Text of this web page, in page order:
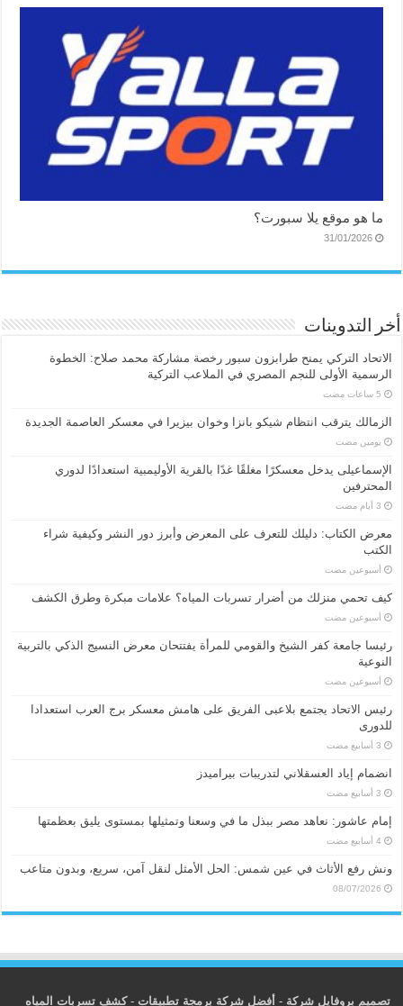
ما هو موقع يلا سبورت؟
31/01/2026
أخر التدوينات
الاتحاد التركي يمنح طرابزون سبور رخصة مشاركة محمد صلاح: الخطوة
الرسمية الأولى للنجم المصري في الملاعب التركية
الزمالك يترقب انتظام شيكو بانزا وخوان بيزيرا في معسكر العاصمة الجديدة
‏يومين مضت
الإسماعیلی یدخل معسكرًا مغلقًا غدًا بالقرية الأوليمبية استعدادًا لدوري
المحترفين
معرض الكتاب: دليلك للتعرف على المعرض وأبرز دور النشر وكيفية شراء
الكتب
‏أسبوعين مضت
كيف تحمي منزلك من أضرار تسربات المياه؟ علامات مبكرة وطرق الكشف
‏أسبوعين مضت
رئيسا جامعة كفر الشيخ والقومي للمرأة يفتتحان معرض النسيج الذكي بالتربية
النوعية
‏أسبوعين مضت
رئيس الاتحاد يجتمع بلاعبى الفريق على هامش معسكر برج العرب استعدادا
للدورى
انضمام إياد العسقلاني لتدريبات بيراميدز
إمام عاشور: نعاهد مصر ببذل ما في وسعنا وتمثيلها بمستوى يليق بعظمتها
ونش رفع الأثاث في عين شمس: الحل الأمثل لنقل آمن، سريع، وبدون متاعب
08/07/2026
تصميم بروفايل شركة - أفضل شركة برمجة تطبيقات -كشف تسربات المياه